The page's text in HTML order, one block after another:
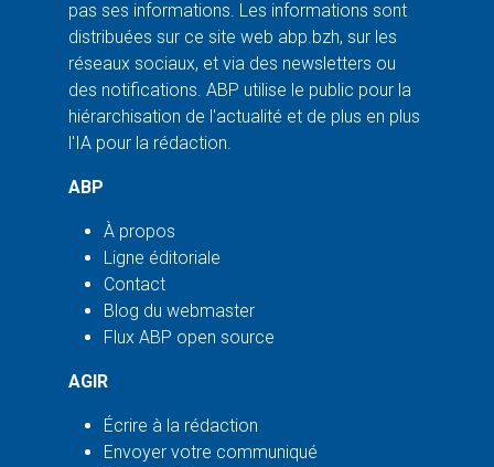
pas ses informations. Les informations sont
distribuées sur ce site web abp.bzh, sur les
réseaux sociaux, et via des newsletters ou
des notifications. ABP utilise le public pour la
hiérarchisation de l'actualité et de plus en plus
l'IA pour la rédaction.
ABP
À propos
Ligne éditoriale
Contact
Blog du webmaster
Flux ABP open source
AGIR
Écrire à la rédaction
Envoyer votre communiqué